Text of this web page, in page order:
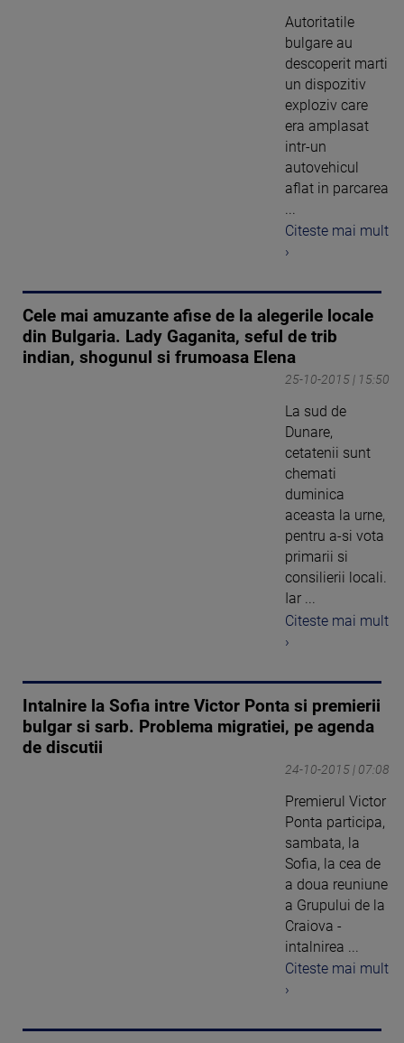
Autoritatile
bulgare au
descoperit marti
un dispozitiv
exploziv care
era amplasat
intr-un
autovehicul
aflat in parcarea
Citeste mai mult
›
Cele mai amuzante afise de la alegerile locale
din Bulgaria. Lady Gaganita, seful de trib
indian, shogunul si frumoasa Elena
25-10-2015 | 15:50
La sud de
Dunare,
cetatenii sunt
chemati
duminica
aceasta la urne,
pentru a-si vota
primarii si
consilierii locali.
Iar ...
Citeste mai mult
›
Intalnire la Sofia intre Victor Ponta si premierii
bulgar si sarb. Problema migratiei, pe agenda
de discutii
24-10-2015 | 07:08
Premierul Victor
Ponta participa,
sambata, la
Sofia, la cea de
a doua reuniune
a Grupului de la
Craiova -
intalnirea ...
Citeste mai mult
›